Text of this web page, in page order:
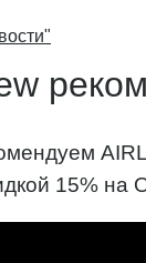
15% на